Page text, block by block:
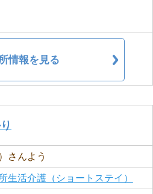
情報を見る
さんよう
生活介護（ショートステイ）